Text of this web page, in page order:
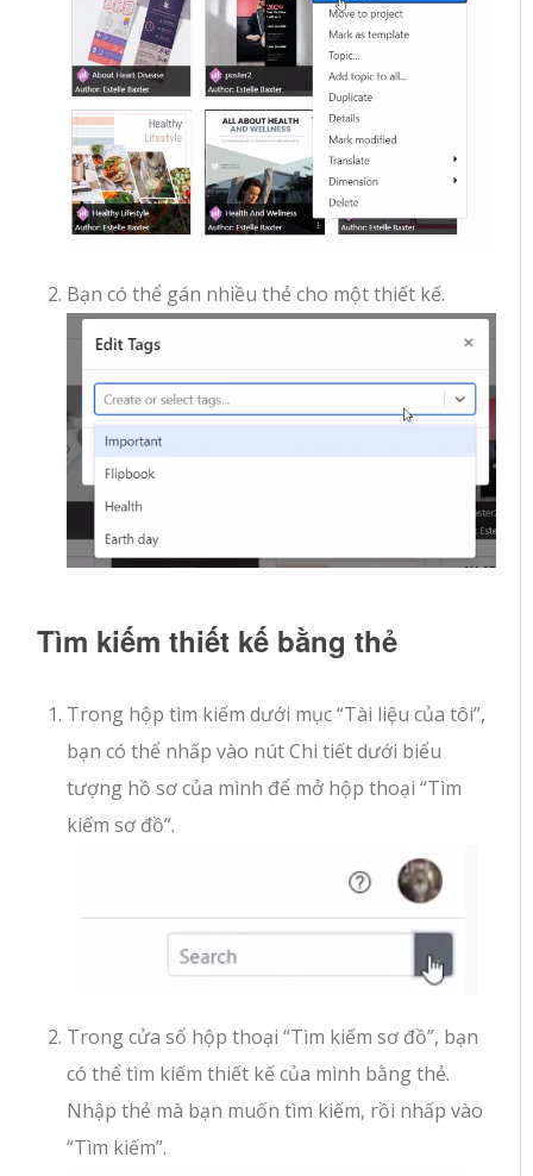
Bạn có thể gán nhiều thẻ cho một thiết kế.
Tìm kiếm thiết kế bằng thẻ
Trong hộp tìm kiếm dưới mục “Tài liệu của tôi”,
bạn có thể nhấp vào nút Chi tiết dưới biểu
tượng hồ sơ của mình để mở hộp thoại “Tìm
kiếm sơ đồ”.
Trong cửa sổ hộp thoại “Tìm kiếm sơ đồ”, bạn
có thể tìm kiếm thiết kế của mình bằng thẻ.
Nhập thẻ mà bạn muốn tìm kiếm, rồi nhấp vào
“Tìm kiếm”.